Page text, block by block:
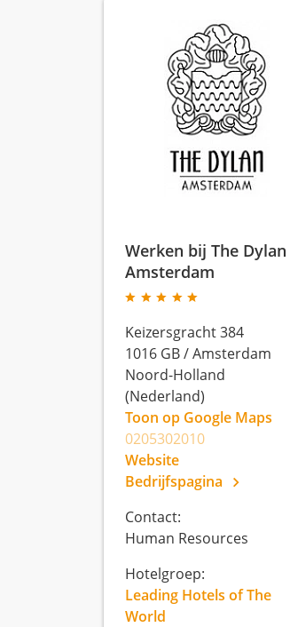
Werken bij The Dylan
Amsterdam
Keizersgracht 384
1016 GB/Amsterdam
Noord-Holland
(Nederland)
Toon op Google Maps
0205302010
Website
Bedrijfspagina
Contact:
Human Resources
Hotelgroep:
Leading Hotels of The
World